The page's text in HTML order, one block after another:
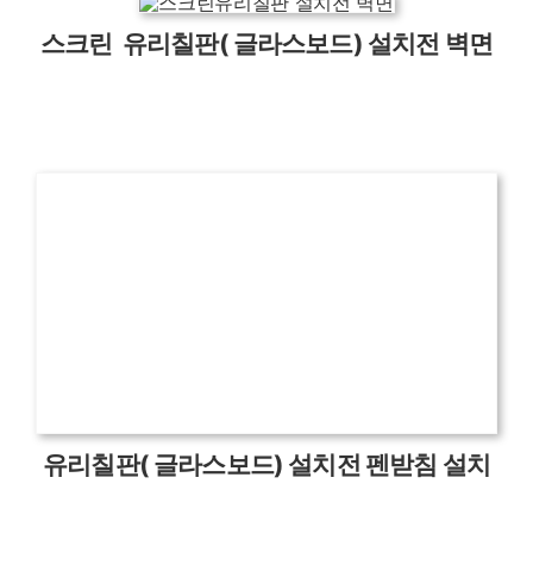
스크린 유리칠판( 글라스보드) 설치전 벽면
유리칠판( 글라스보드) 설치전 펜받침 설치